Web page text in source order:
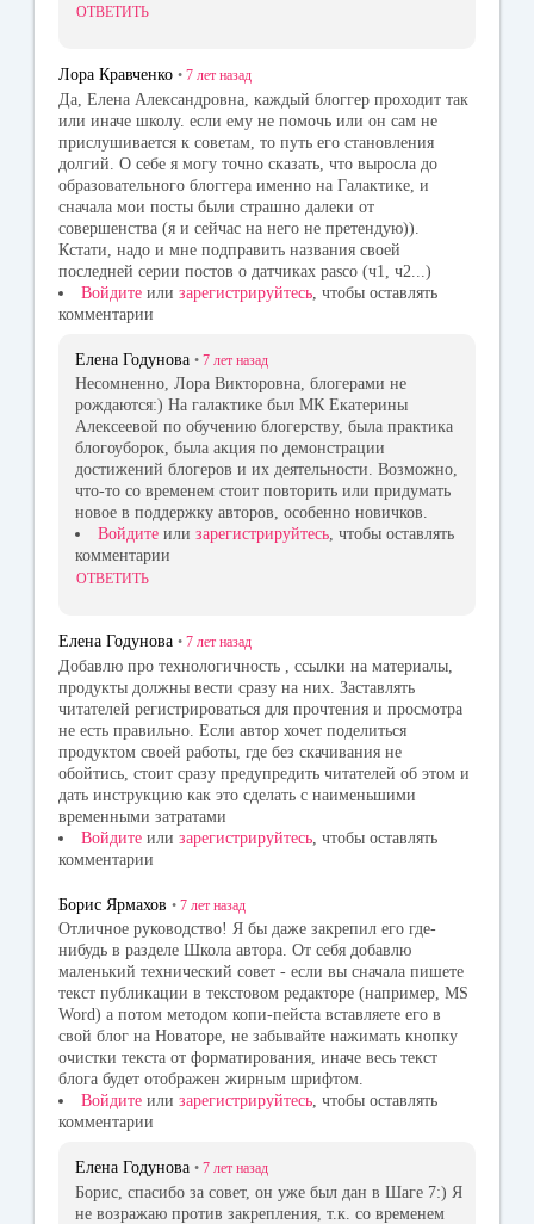
ОТВЕТИТЬ
Лора Кравченко • 7 лет назад
Да, Елена Александровна, каждый блоггер проходит так
или иначе школу. если ему не помочь или он сам не
прислушивается к советам, то путь его становления
долгий. О себе я могу точно сказать, что выросла до
образовательного блоггера именно на Галактике, и
сначала мои посты были страшно далеки от
совершенства (я и сейчас на него не претендую)).
Кстати, надо и мне подправить названия своей
последней серии постов о датчиках pasco (ч1, ч2...)
Войдите или зарегистрируйтесь , чтобы оставлять
комментарии
Елена Годунова • 7 лет назад
Несомненно, Лора Викторовна, блогерами не
рождаются:) На галактике был МК Екатерины
Алексеевой по обучению блогерству, была практика
блогоуборок, была акция по демонстрации
достижений блогеров и их деятельности. Возможно,
что-то со временем стоит повторить или придумать
новое в поддержку авторов, особенно новичков.
Войдите или зарегистрируйтесь, чтобы оставлять
комментарии
ОТВЕТИТЬ
Елена Годунова • 7 лет назад
Добавлю про технологичность , ссылки на материалы,
продукты должны вести сразу на них. Заставлять
читателей регистрироваться для прочтения и просмотра
не есть правильно. Если автор хочет поделиться
продуктом своей работы, где без скачивания не
обойтись, стоит сразу предупредить читателей об этом и
дать инструкцию как это сделать с наименьшими
временными затратами
Войдите или зарегистрируйтесь , чтобы оставлять
комментарии
Борис Ярмахов • 7 лет назад
Отличное руководство! Я бы даже закрепил его где-
нибудь в разделе Школа автора. От себя добавлю
маленький технический совет - если вы сначала пишете
текст публикации в текстовом редакторе (например, MS
Word) а потом методом копи-пейста вставляете его в
свой блог на Новаторе, не забывайте нажимать кнопку
очистки текста от форматирования, иначе весь текст
блога будет отображен жирным шрифтом.
Войдите или зарегистрируйтесь, чтобы оставлять
комментарии
Елена Годунова • 7 лет назад
Борис, спасибо за совет, он уже был дан в Шаге 7:) Я
не возражаю против закрепления, т.к. со временем